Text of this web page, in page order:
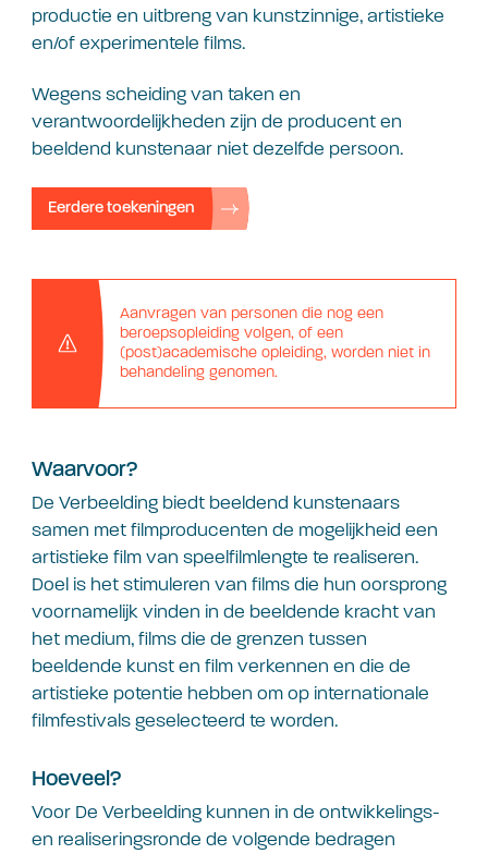
productie en uitbreng van kunstzinnige, artistieke
en/of experimentele films.
Wegens scheiding van taken en
verantwoordelijkheden zijn de producent en
beeldend kunstenaar niet dezelfde persoon.
Eerdere toekeningen
Aanvragen van personen die nog een
beroepsopleiding volgen, of een
(post)academische opleiding, worden niet in
behandeling genomen.
Waarvoor?
De Verbeelding biedt beeldend kunstenaars
samen met filmproducenten de mogelijkheid een
artistieke film van speelfilmlengte te realiseren.
Doel is het stimuleren van films die hun oorsprong
voornamelijk vinden in de beeldende kracht van
het medium, films die de grenzen tussen
beeldende kunst en film verkennen en die de
artistieke potentie hebben om op internationale
filmfestivals geselecteerd te worden.
Hoeveel?
Voor De Verbeelding kunnen in de ontwikkelings-
en realiseringsronde de volgende bedragen